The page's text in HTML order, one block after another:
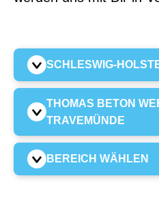
SCHLESWIG-
THOMAS BETON
TRAVEMÜNDE
BEREICH WÄHLEN